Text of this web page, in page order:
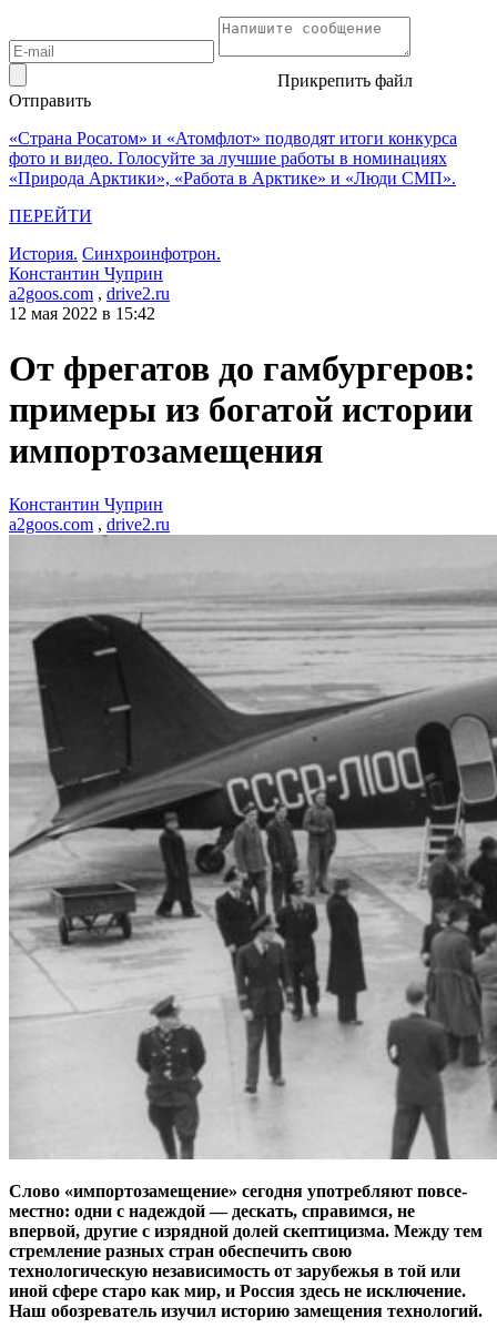
Прикрепить файл
Отправить
«Страна Росатом» и «Атомфлот» подводят итоги конкурса
фото и видео. Голосуйте за лучшие работы в номинациях
«Природа Арктики», «Работа в Арктике» и «Люди СМП».
ПЕРЕЙТИ
История. Синхроинфотрон.
Константин Чуприн
a2goos.com , drive2.ru
12 мая 2022 в 15:42
От фрегатов до гамбургеров:
примеры из богатой истории
импортозамещения
Константин Чуприн
a2goos.com , drive2.ru
Слово «импортозамещение» сегодня употребляют повсе­
местно: одни с надеждой — ​дескать, справимся, не
впервой, другие с изрядной долей скептицизма. Между тем
стрем­ление разных стран обеспечить свою
технологическую независимость от зарубежья в той или
иной сфере старо как мир, и Россия здесь не исключение.
Наш обозреватель изучил историю замещения технологий.